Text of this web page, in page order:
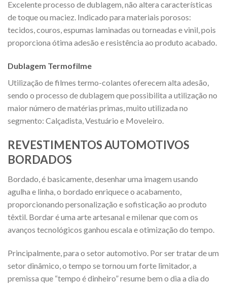
Excelente processo de dublagem, não altera características
de toque ou maciez. Indicado para materiais porosos:
tecidos, couros, espumas laminadas ou torneadas e vinil, pois
proporciona ótima adesão e resistência ao produto acabado.
Dublagem Termofilme
Utilização de filmes termo-colantes oferecem alta adesão,
sendo o processo de dublagem que possibilita a utilização no
maior número de matérias primas, muito utilizada no
segmento: Calçadista, Vestuário e Moveleiro.
REVESTIMENTOS AUTOMOTIVOS
BORDADOS
Bordado, é basicamente, desenhar uma imagem usando
agulha e linha, o bordado enriquece o acabamento,
proporcionando personalização e sofisticação ao produto
têxtil. Bordar é uma arte artesanal e milenar que com os
avanços tecnológicos ganhou escala e otimização do tempo.
Principalmente, para o setor automotivo. Por ser tratar de um
setor dinâmico, o tempo se tornou um forte limitador, a
premissa que “tempo é dinheiro” resume bem o dia a dia do